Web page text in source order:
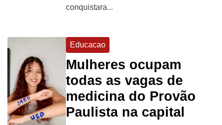
conquistara...
Educacao
Mulheres ocupam
todas as vagas de
medicina do Provão
Paulista na capital